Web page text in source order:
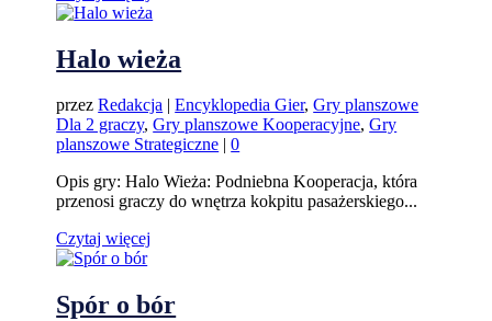
Halo wieża
przezRedakcja |Encyklopedia Gier,Gry planszowe
Dla 2 graczy,Gry planszowe Kooperacyjne,Gry
planszowe Strategiczne |0
Opis gry: Halo Wieża: Podniebna Kooperacja, która
przenosi graczy do wnętrza kokpitu pasażerskiego...
Czytaj więcej
Spór o bór